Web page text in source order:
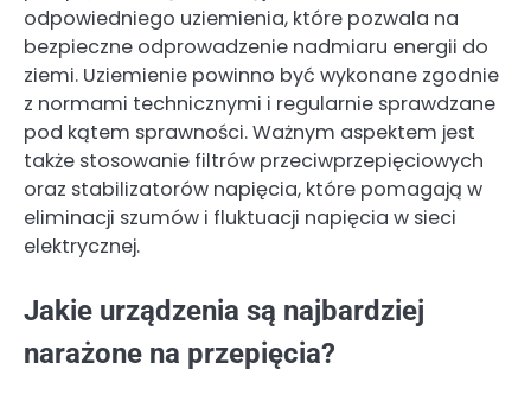
odpowiedniego uziemienia, które pozwala na
bezpieczne odprowadzenie nadmiaru energii do
ziemi. Uziemienie powinno być wykonane zgodnie
z normami technicznymi i regularnie sprawdzane
pod kątem sprawności. Ważnym aspektem jest
także stosowanie filtrów przeciwprzepięciowych
oraz stabilizatorów napięcia, które pomagają w
eliminacji szumów i fluktuacji napięcia w sieci
elektrycznej.
Jakie urządzenia są najbardziej
narażone na przepięcia?